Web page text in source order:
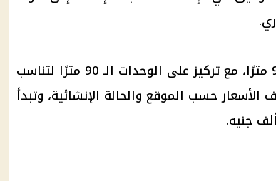
.
مساحات الوحدات تتنوع بين 75 و90 مترًا، مع تركيز على الوحدات الـ 90 مترًا لتناسب
الأسعارحسب الموقع والحالة الإنشائية، وتبدأ